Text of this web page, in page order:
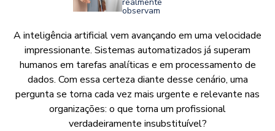
A inteligência artificial vem avançando em uma velocidade
impressionante. Sistemas automatizados já superam
humanos em tarefas analíticas e em processamento de
dados. Com essa certeza diante desse cenário, uma
pergunta se torna cada vez mais urgente e relevante nas
organizações: o que torna um profissional
verdadeiramente insubstituível?
observam